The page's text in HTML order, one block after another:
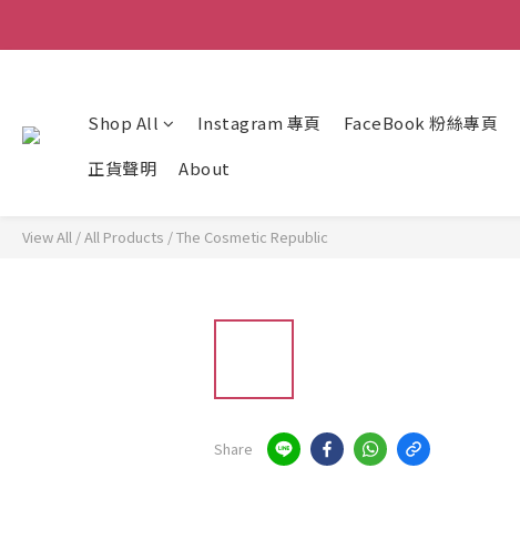
Shop All Instagram 專頁 FaceBook 粉絲專頁
正貨聲明
About
View All /All Products /The Cosmetic Republic
Share